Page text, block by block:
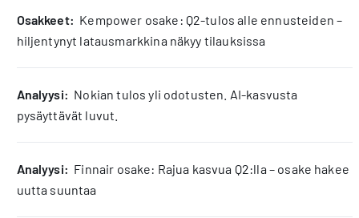
osakkeet: Kempower osake: Q2-tulos alle ennusteiden –
hiljentynyt latausmarkkina näkyy tilauksissa
analyysi: Nokian tulos yli odotusten. AI-kasvusta
pysäyttävät luvut.
analyysi: Finnair osake: Rajua kasvua Q2:lla – osake hakee
uutta suuntaa